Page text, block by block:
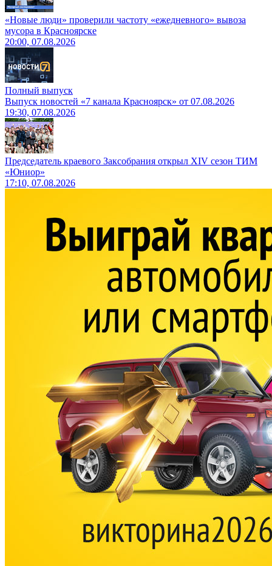
«Новые люди» проверили частоту «ежедневного» вывоза
мусора в Красноярске
20:00, 07.08.2026
Полный выпуск
Выпуск новостей «7 канала Красноярск» от 07.08.2026
19:30, 07.08.2026
Председатель краевого Заксобрания открыл XIV сезон ТИМ
«Юниор»
17:10, 07.08.2026